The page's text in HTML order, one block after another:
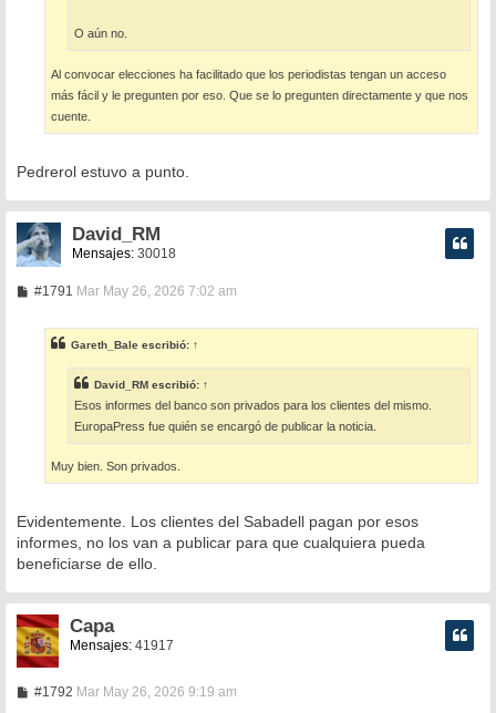
O aún no.
Al convocar elecciones ha facilitado que los periodistas tengan un acceso
más fácil y le pregunten por eso. Que se lo pregunten directamente y que nos
cuente.
Pedrerol estuvo a punto.
David_RM
Mensajes: 30018
#1791 M
a
j
e
Mar May 26, 2026 7:02 am
Gareth_Bale escribió: ↑
David_RM escribió: ↑
Esos informes del banco son privados para los clientes del mismo.
EuropaPress fue quién se encargó de publicar la noticia.
Muy bien. Son privados.
Evidentemente. Los clientes del Sabadell pagan por esos
informes, no los van a publicar para que cualquiera pueda
beneficiarse de ello.
Capa
Mensajes:41917
#1792MMar May 26, 2026 9:19 am